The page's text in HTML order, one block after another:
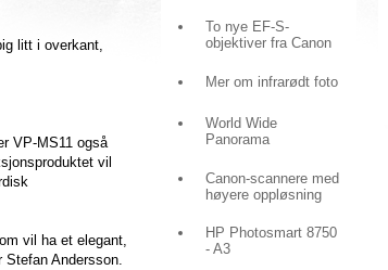
litt i overkant,
VP-MS11 også
vil
vil ha et elegant,
Andersson.
To nye EF-S-
objektiver fra Canon
Mer om infrarødt foto
World Wide
Panorama
Canon-scannere med
høyere oppløsning
HP Photosmart 8750
- A3